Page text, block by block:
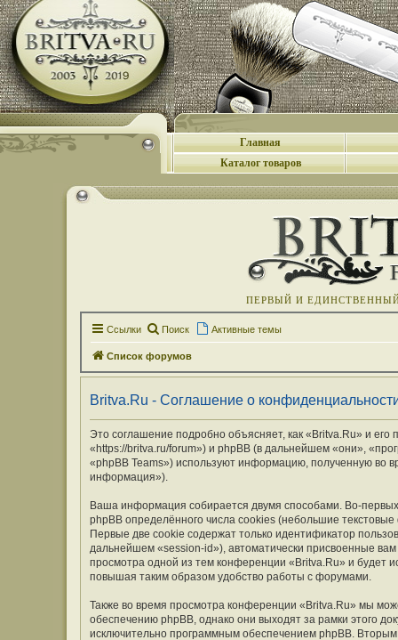
Главная
Каталог товаров
ПЕРВЫЙ И
Ссылки Поиск Активные темы
Список форумов
Britva.Ru - Соглашение о
Это соглашение подробно объясняет, как «Britva.Ru» и
«https://britva.ru/forum») и phpBB (в дальнейшем «они»,
«phpBB Teams») используют информацию, полученную во
информация»).
Ваша информация собирается двумя способами. Во-
phpBB определённого числа cookies (небольшие
Первые две cookie содержат только идентификатор
дальнейшем «session-id»), автоматически присвоенные
просмотра одной из тем конференции «Britva.Ru» и будет
повышая таким образом удобство работы с форумами.
Также во время просмотра конференции «Britva.Ru» мы
обеспечению phpBB, однако они выходят за рамки этого
исключительно программным обеспечением phpBB.